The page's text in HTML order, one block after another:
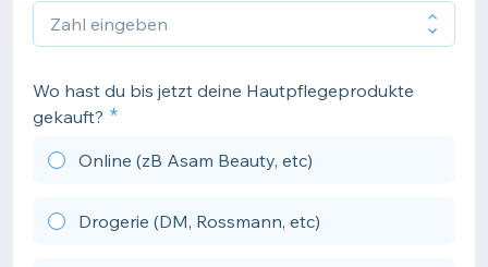
Wo hast du bis jetzt deine Hautpflegeprodukte
gekauft?
Online (zB Asam Beauty, etc)
Drogerie (DM, Rossmann, etc)